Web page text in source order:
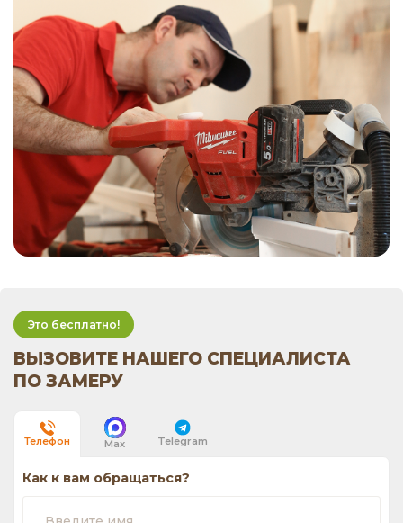
Это бесплатно!
ВЫЗОВИТЕ НАШЕГО СПЕЦИАЛИСТА
ПО ЗАМЕРУ
Телефон Max Telegram
Как к вам обращаться?